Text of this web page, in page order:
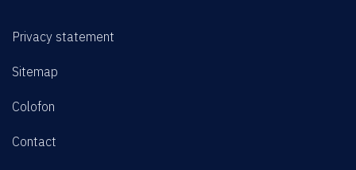
Privacy statement
Sitemap
Colofon
Contact